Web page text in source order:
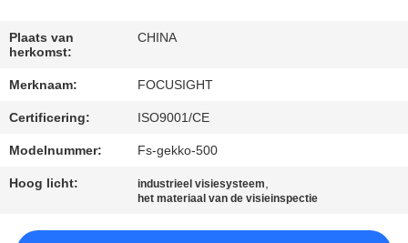
VERZOEK
OM
EEN
Plaats van
herkomst:
CHINA
Merknaam: FOCUSIGHT
Certificering: ISO9001/CE
Modelnummer: Fs-gekko-500
Hoog licht: industrieel visiesysteem,
het materiaal van de visieinspectie